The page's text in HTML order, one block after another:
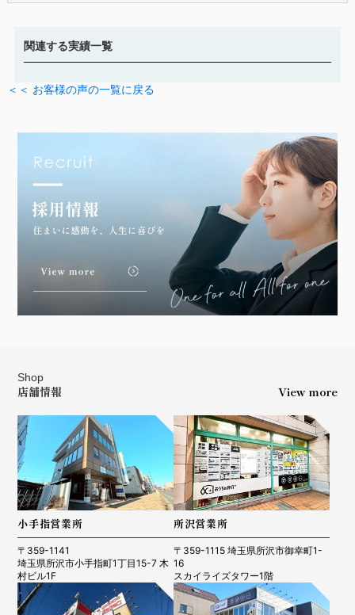
関連する実績一覧
＜＜ お客様の声の一覧に戻る
Shop
店舗情報 View more
小手指営業所
〒359-1141
埼玉県所沢市小手指町1丁目15-7 木
村ビル1F
所沢営業所
〒359-1115 埼玉県所沢市御幸町1-
16
スカイライズタワー1階